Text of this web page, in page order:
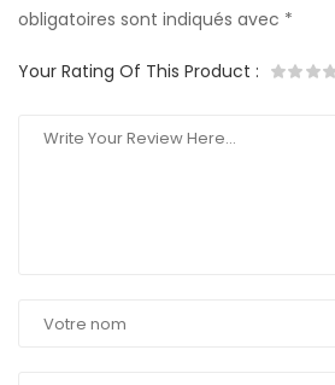
obligatoires sont indiqués avec *
Your Rating Of This Product :